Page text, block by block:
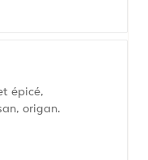
épicé,
origan.